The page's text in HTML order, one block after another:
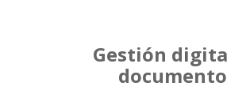
Gestión